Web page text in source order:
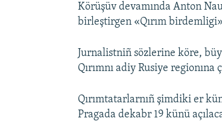
Körüşüv devamında Anton
birleştirgen «Qırım
Jurnalistniñ sözlerine köre,
Qırımnı adiy Rusiye regionına
Qırımtatarlarnıñ şimdiki er
Pragada dekabr 19 künü